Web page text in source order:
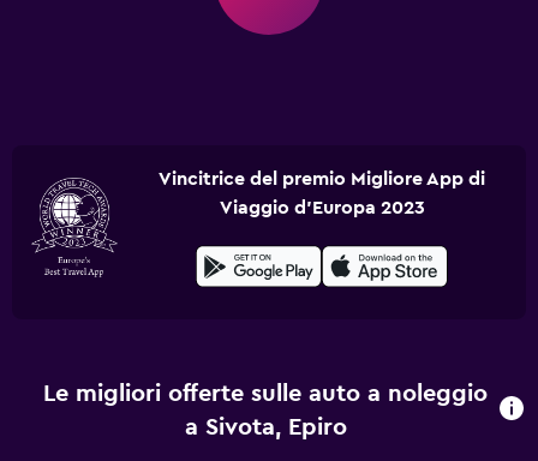
Vincitrice del premio Migliore App di
Viaggio d'Europa 2023
Le migliori offerte sulle auto a noleggio
a Sivota, Epiro